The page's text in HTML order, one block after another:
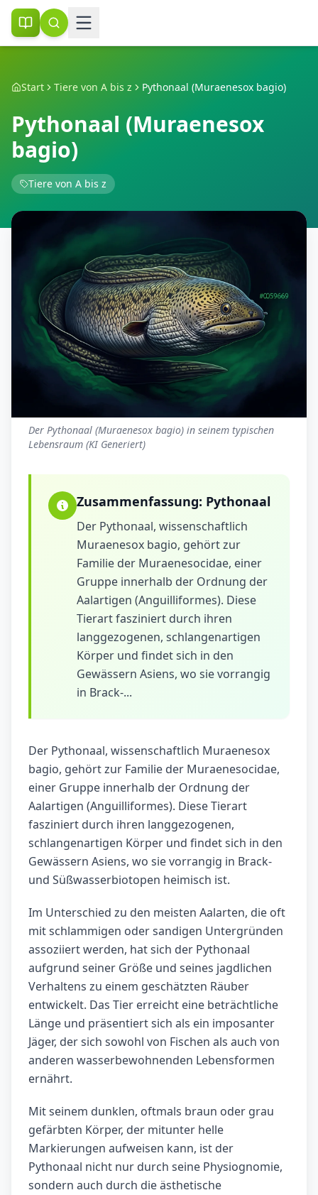
Start Tiere von A bis z Pythonaal (Muraenesox bagio)
Pythonaal (Muraenesox
bagio)
Tiere von A bis z
Der Pythonaal (Muraenesox bagio) in seinem typischen
Lebensraum (KI Generiert)
Zusammenfassung: Pythonaal
Der Pythonaal, wissenschaftlich
Muraenesox bagio, gehört zur
Familie der Muraenesocidae, einer
Gruppe innerhalb der Ordnung der
Aalartigen (Anguilliformes). Diese
Tierart fasziniert durch ihren
langgezogenen, schlangenartigen
Körper und findet sich in den
Gewässern Asiens, wo sie vorrangig
in Brack-...
Der Pythonaal, wissenschaftlich Muraenesox
bagio, gehört zur Familie der Muraenesocidae,
einer Gruppe innerhalb der Ordnung der
Aalartigen (Anguilliformes). Diese Tierart
fasziniert durch ihren langgezogenen,
schlangenartigen Körper und findet sich in den
Gewässern Asiens, wo sie vorrangig in Brack-
und Süßwasserbiotopen heimisch ist.
Im Unterschied zu den meisten Aalarten, die oft
mit schlammigen oder sandigen Untergründen
assoziiert werden, hat sich der Pythonaal
aufgrund seiner Größe und seines jagdlichen
Verhaltens zu einem geschätzten Räuber
entwickelt. Das Tier erreicht eine beträchtliche
Länge und präsentiert sich als ein imposanter
Jäger, der sich sowohl von Fischen als auch von
anderen wasserbewohnenden Lebensformen
ernährt.
Mit seinem dunklen, oftmals braun oder grau
gefärbten Körper, der mitunter helle
Markierungen aufweisen kann, ist der
Pythonaal nicht nur durch seine Physiognomie,
sondern auch durch die ästhetische